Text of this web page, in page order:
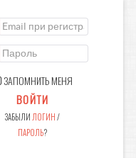
Email при регистрации
Пароль
ЗАПОМНИТЬ МЕНЯ
ВОЙТИ
ЗАБЫЛИ ЛОГИН/
ПАРОЛЬ?